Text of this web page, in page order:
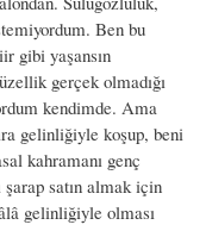
Ben bu
gibi yaşansın
gerçek olmadığı
kendimde. Ama
gelinliğiyle koşup, beni
kahramanı genç
şarap satın almak için
gelinliğiyle olması